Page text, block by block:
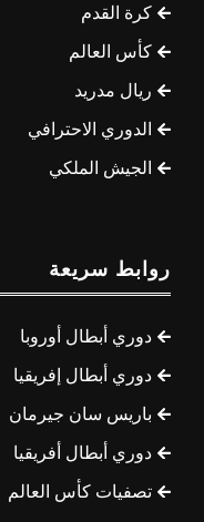
كرة القدم
كأس العالم
ريال مدريد
الدوري الاحترافي
الجيش الملكي
روابط سريعة
دوري أبطال أوروبا
دوري أبطال إفريقيا
باريس سان جيرمان
دوري أبطال أفريقيا
تصفيات كأس العالم